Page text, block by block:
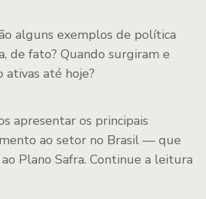
alguns exemplos de política
de fato? Quando surgiram e
ativas até hoje?
apresentar os principais
ao setor no Brasil — que
Plano Safra. Continue a leitura